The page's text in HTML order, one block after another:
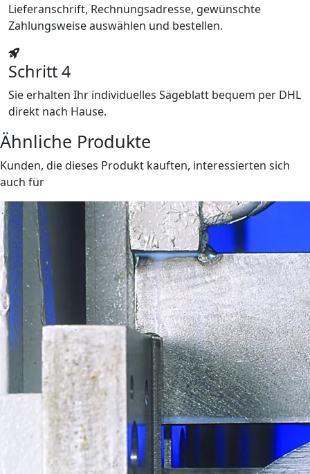
Lieferanschrift, Rechnungsadresse, gewünschte
Zahlungsweise auswählen und bestellen.
Schritt 4
Sie erhalten Ihr individuelles Sägeblatt bequem per DHL
direkt nach Hause.
Ähnliche Produkte
Kunden, die dieses Produkt kauften, interessierten sich
auch für